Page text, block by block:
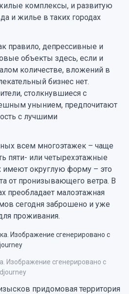
комплексы, и развитую
и жилье в таких городах
правило, депрессивные и
объекты здесь, если и
количестве, вложений в
бизнес нет.
столкнувшиеся с
унынием, предпочитают
с лучшими
всем многоэтажек – чаще
пяти- или четырехэтажные
имеют округлую форму – это
от пронизывающего ветра. В
преобладает малоэтажная
сегодня заброшено и уже
проживания.
Изображение сгенерировано с
придомовая территория